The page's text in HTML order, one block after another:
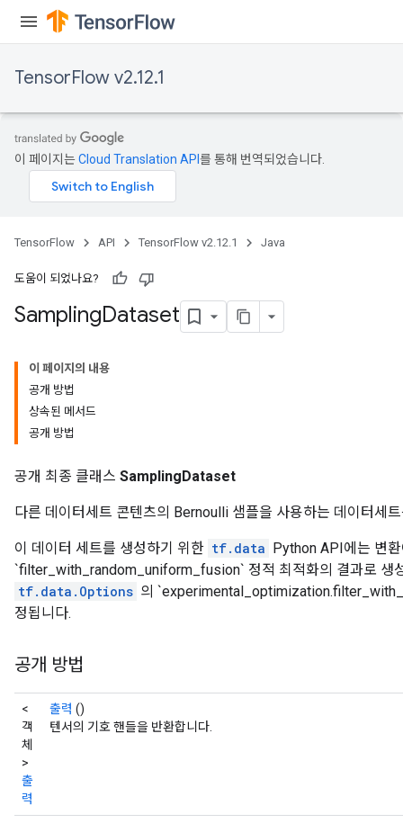
TensorFlow v2.12.1
이 페이지는Cloud Translation API 를 통해 번역되었습니다.
TensorFlow API TensorFlow v2.12.1 Java
도움이 되었나요?
SamplingDataset
이 페이지의 내용
공개 방법
상속된 메서드
공개 방법
공개 최종 클래스 SamplingDataset
다른 데이터세트 콘텐츠의 Bernoulli 샘플을 사용하는 데이터세
이 데이터 세트를 생성하기 위한 tf.data Python API에는 변
`filter_with_random_uniform_fusion` 정적 최적화의 결과로 생
tf.data.Options 의
정됩니다.
공개 방법
<
객
체
>
출
력
출력 ()
텐서의 기호 핸들을 반환합니다.